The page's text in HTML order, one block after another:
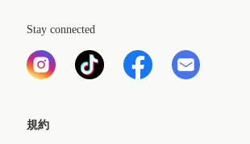
Stay connected
規約